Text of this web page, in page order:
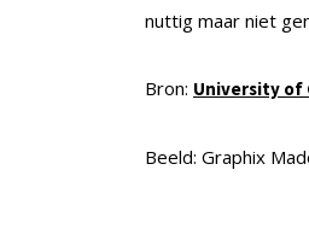
nuttig maar niet
Bron: University of
Beeld: Graphix